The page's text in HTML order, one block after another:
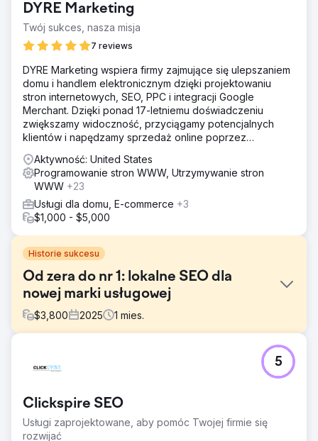
DYRE Marketing
Twój sukces, nasza misja
7 reviews
DYRE Marketing wspiera firmy zajmujące się ulepszaniem
domu i handlem elektronicznym dzięki projektowaniu
stron internetowych, SEO, PPC i integracji Google
Merchant. Dzięki ponad 17-letniemu doświadczeniu
zwiększamy widoczność, przyciągamy potencjalnych
klientów i napędzamy sprzedaż online poprzez
Aktywność: United States
Programowanie stron WWW, Utrzymywanie stron
WWW +23
Usługi dla domu, E-commerce +3
$1,000 - $5,000
Historie sukcesu
Od zera do nr 1: lokalne SEO dla
nowej marki usługowej
$3,800 2025 1 mies.
Klient rozpoczął działalność bez żadnej obecności
cyfrowej. Bez historii witryny. Bez autorytetu profilu firmy
rozpoznawalności marki. Wchodził na konkurencyjny
lokalny rynek usług, gdzie ugruntowani gracze mieli
wieloletnie sygnały zaufania i widoczność pakietów map.
Clickspire SEO
Usługi zaprojektowane, aby pomóc Twojej firmie się
rozwijać
5